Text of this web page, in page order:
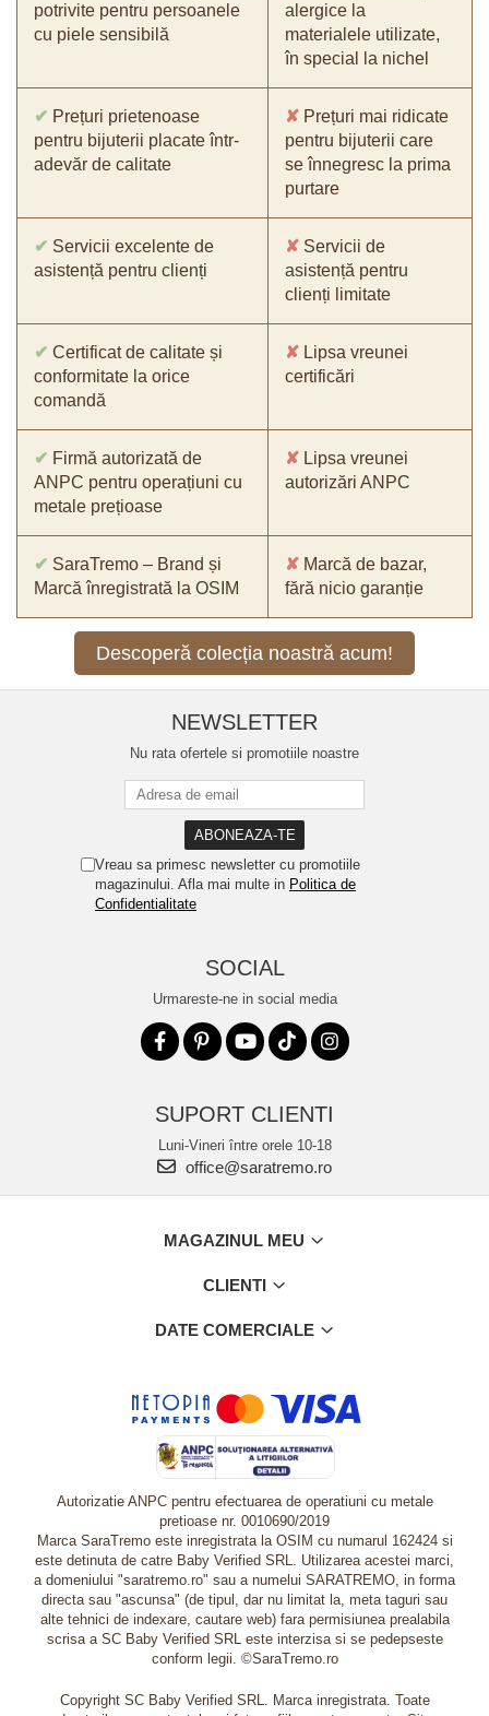
potrivite pentru persoanele
cu piele sensibilă
alergice la
materialele utilizate,
în special la nichel
✔ Prețuri prietenoase
pentru bijuterii placate într-
adevăr de calitate
✘ Prețuri mai ridicate
pentru bijuterii care
se înnegresc la prima
purtare
✔ Servicii excelente de
asistență pentru clienți
✘ Servicii de
asistență pentru
clienți limitate
✔ Certificat de calitate și
conformitate la orice
comandă
✘ Lipsa vreunei
certificări
✔ Firmă autorizată de
ANPC pentru operațiuni cu
metale prețioase
✘ Lipsa vreunei
autorizări ANPC
✔ SaraTremo – Brand și
Marcă înregistrată la OSIM
✘ Marcă de bazar,
fără nicio garanție
Descoperă colecția noastră acum!
NEWSLETTER
Nu rata ofertele si promotiile noastre
Vreau sa primesc newsletter cu promotiile
magazinului. Afla mai multe in Politica de
Confidentialitate
SOCIAL
Urmareste-ne in social media
SUPORT CLIENTI
Luni-Vineri între orele 10-18
office@saratremo.ro
MAGAZINUL MEU
CLIENTI
DATE COMERCIALE
Autorizatie ANPC pentru efectuarea de operatiuni cu metale
pretioase nr. 0010690/2019
Marca SaraTremo este inregistrata la OSIM cu numarul 162424 si
este detinuta de catre Baby Verified SRL. Utilizarea acestei marci,
a domeniului "saratremo.ro" sau a numelui SARATREMO, in forma
directa sau "ascunsa" (de tipul, dar nu limitat la, meta taguri sau
alte tehnici de indexare, cautare web) fara permisiunea prealabila
scrisa a SC Baby Verified SRL este interzisa si se pedepseste
conform legii. ©SaraTremo.ro
Copyright SC Baby Verified SRL. Marca inregistrata. Toate